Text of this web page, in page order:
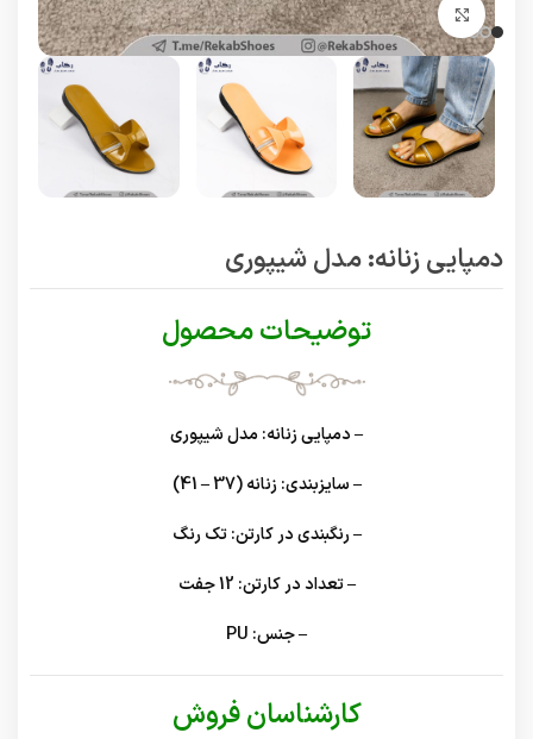
برای بزرگنمایی کلیک کنید
دمپایی زنانه: مدل شیپوری
توضیحات محصول
– دمپایی زنانه: مدل شیپوری
– سایزبندی: زنانه (37 – 41)
– رنگبندی در کارتن: تک رنگ
– تعداد در کارتن: 12 جفت
– جنس: PU
کارشناسان فروش